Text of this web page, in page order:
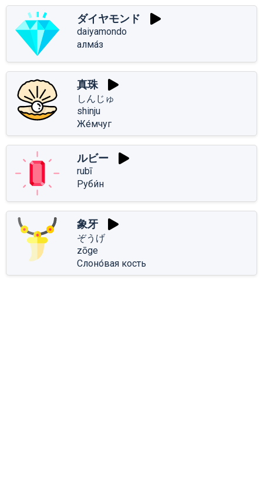
ダイヤモンド
daiyamondo
алма́з
真珠
しんじゅ
shinju
Же́мчуг
ルビー
rubī
Руби́н
象牙
ぞうげ
zōge
Слоно́вая кость